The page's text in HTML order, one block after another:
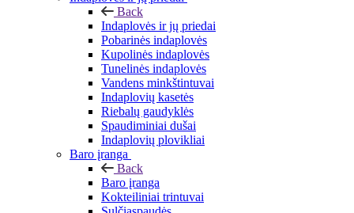
Back
Indaplovės ir jų priedai
Pobarinės indaplovės
Kupolinės indaplovės
Tunelinės indaplovės
Vandens minkštintuvai
Indaplovių kasetės
Riebalų gaudyklės
Spaudiminiai dušai
Indaplovių plovikliai
Baro įranga
Back
Baro įranga
Kokteiliniai trintuvai